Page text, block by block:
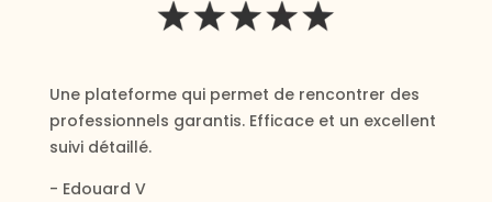
Une plateforme qui permet de rencontrer des
professionnels garantis. Efficace et un excellent
suivi détaillé.
- Edouard V